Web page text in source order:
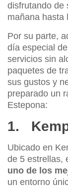
disfrutando de
mañana hasta
Por su parte,
día especial
servicios sin
paquetes de
sus gustos y
preparado un
Estepona:
1.
Ubicado en
de 5 estrellas,
uno de los
un entorno